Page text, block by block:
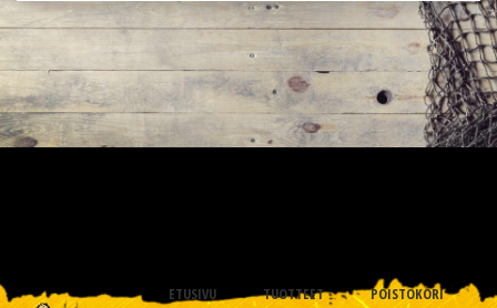
ETUSIVU TUOTTEET
POISTOKORI